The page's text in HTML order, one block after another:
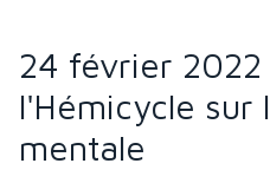
24 février
l'Hémicycle sur
mentale